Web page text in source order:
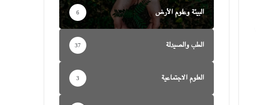
البيئة وعلوم الأرض 6
الطب والصيدلة 37
العلوم الاجتماعية 3